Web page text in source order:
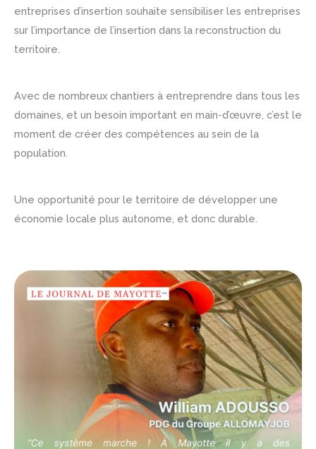
entreprises d’insertion souhaite sensibiliser les entreprises
sur l’importance de l’insertion dans la reconstruction du
territoire.
Avec de nombreux chantiers à entreprendre dans tous les
domaines, et un besoin important en main-d’œuvre, c’est le
moment de créer des compétences au sein de la
population.
Une opportunité pour le territoire de développer une
économie locale plus autonome, et donc durable.